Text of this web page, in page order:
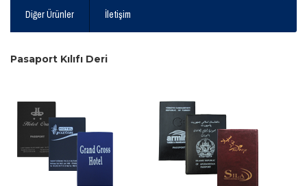
Diğer Ürünler İletişim
Pasaport Kılıfı Deri